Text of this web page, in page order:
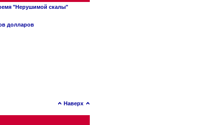
"Нерушимой скалы"
долларов
Наверх